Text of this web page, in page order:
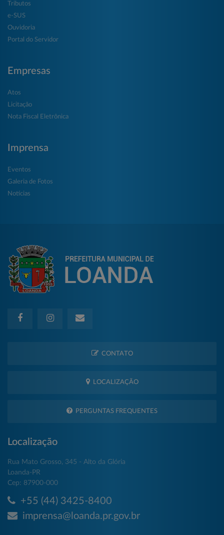
Tributos
e-SUS
Ouvidoria
Portal do Servidor
Empresas
Atos
Licitação
Nota Fiscal Eletrônica
Imprensa
Eventos
Galeria de Fotos
Notícias
CONTATO
LOCALIZAÇÃO
PERGUNTAS FREQUENTES
Localização
Rua Mato Grosso, 345 - Alto da Glória
Loanda-PR
Cep: 87900-000
+55 (44) 3425-8400
imprensa@loanda.pr.gov.br